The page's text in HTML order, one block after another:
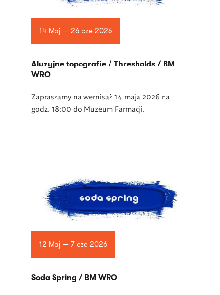
14 Maj — 26 cze 2026
Aluzyjne topografie / Thresholds / BM
WRO
Zapraszamy na wernisaż 14 maja 2026 na
godz. 18:00 do Muzeum Farmacji.
12 Maj — 7 cze 2026
Soda Spring / BM WRO